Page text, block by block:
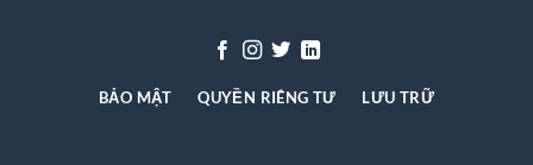
BẢO MẬT QUYỀN RIÊNG TƯ LƯU TRỮ